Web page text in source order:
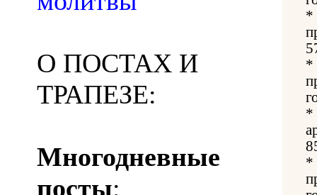
О ПОСТАХ И
ТРАПЕЗЕ:
Многодневные
посты:
*
*
*
*